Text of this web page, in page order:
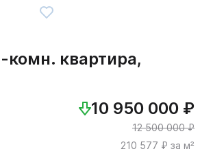
комн. квартира,
10 950 000 ₽
12 500 000 ₽
210 577 ₽ за м²